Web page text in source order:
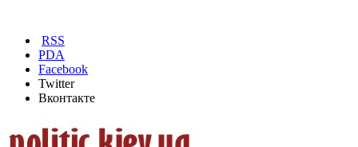
RSS
PDA
Facebook
Twitter
Вконтакте